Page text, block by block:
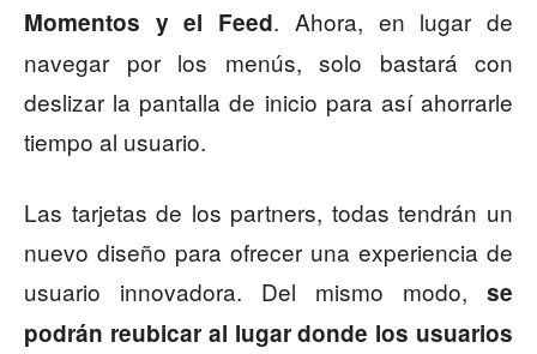
Momentos y el Feed. Ahora, en lugar de
navegar por los menús, solo bastará con
deslizar la pantalla de inicio para así ahorrarle
tiempo al usuario.
Las tarjetas de los partners, todas tendrán un
nuevo diseño para ofrecer una experiencia de
usuario innovadora. Del mismo modo, se
podrán reubicar al lugar donde los usuarios